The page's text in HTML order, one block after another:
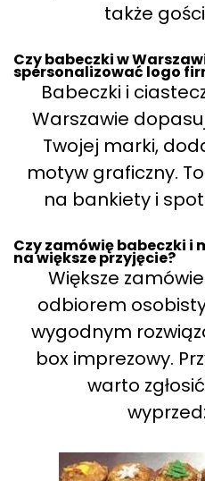
także
Czy babeczki w
spersonalizować logo
Babeczki i
Warszawie
Twojej marki,
motyw graficzny.
na bankiety i
Czy zamówię babeczki i
na większe przyjęcie?
Większe
odbiorem
wygodnym
box imprezowy.
warto